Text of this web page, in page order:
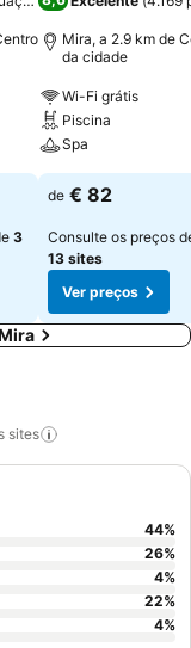
3
Mira, a 2.9 km de
da cidade
Wi-Fi grátis
Piscina
Spa
de € 82
Consulte os preços
13 sites
Ver preços
sites
44%
26%
4%
22%
4%